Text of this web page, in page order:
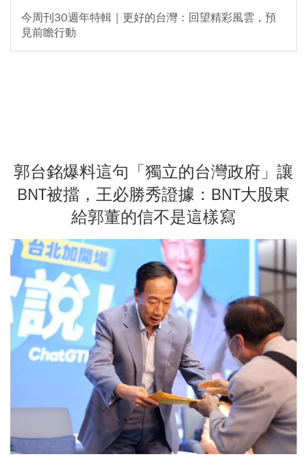
今周刊30週年特輯｜更好的台灣：回望精彩風雲，預
見前瞻行動
郭台銘爆料這句「獨立的台灣政府」讓
BNT被擋，王必勝秀證據：BNT大股東
給郭董的信不是這樣寫